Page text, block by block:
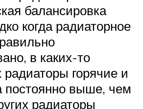
балансировка
когда радиаторное
в каких-то
горячие и
постоянно выше, чем
радиаторы